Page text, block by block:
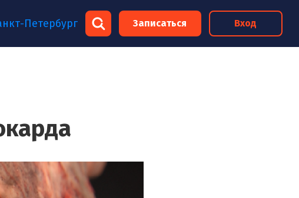
Петербург Записаться Вход
×